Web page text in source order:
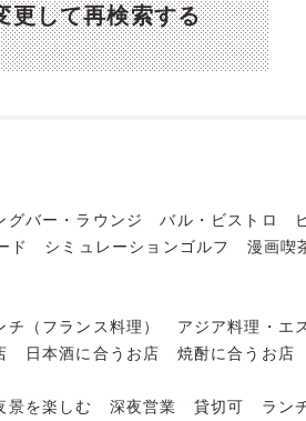
更して再検索する
グバー・ラウンジ バル・ビストロ
ド シミュレーションゴルフ 漫画喫
チ（フランス料理） アジア料理・エ
日本酒に合うお店
焼酎に合うお店
景を楽しむ 深夜営業 貸切可 ラン